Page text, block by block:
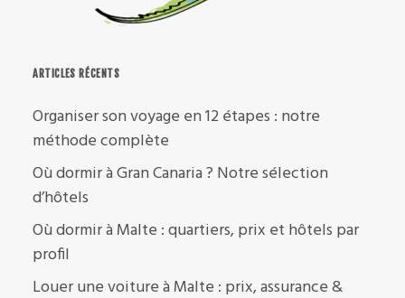
ARTICLES RÉCENTS
Organiser son voyage en 12 étapes : notre
méthode complète
Où dormir à Gran Canaria ? Notre sélection
d’hôtels
Où dormir à Malte : quartiers, prix et hôtels par
profil
Louer une voiture à Malte : prix, assurance &